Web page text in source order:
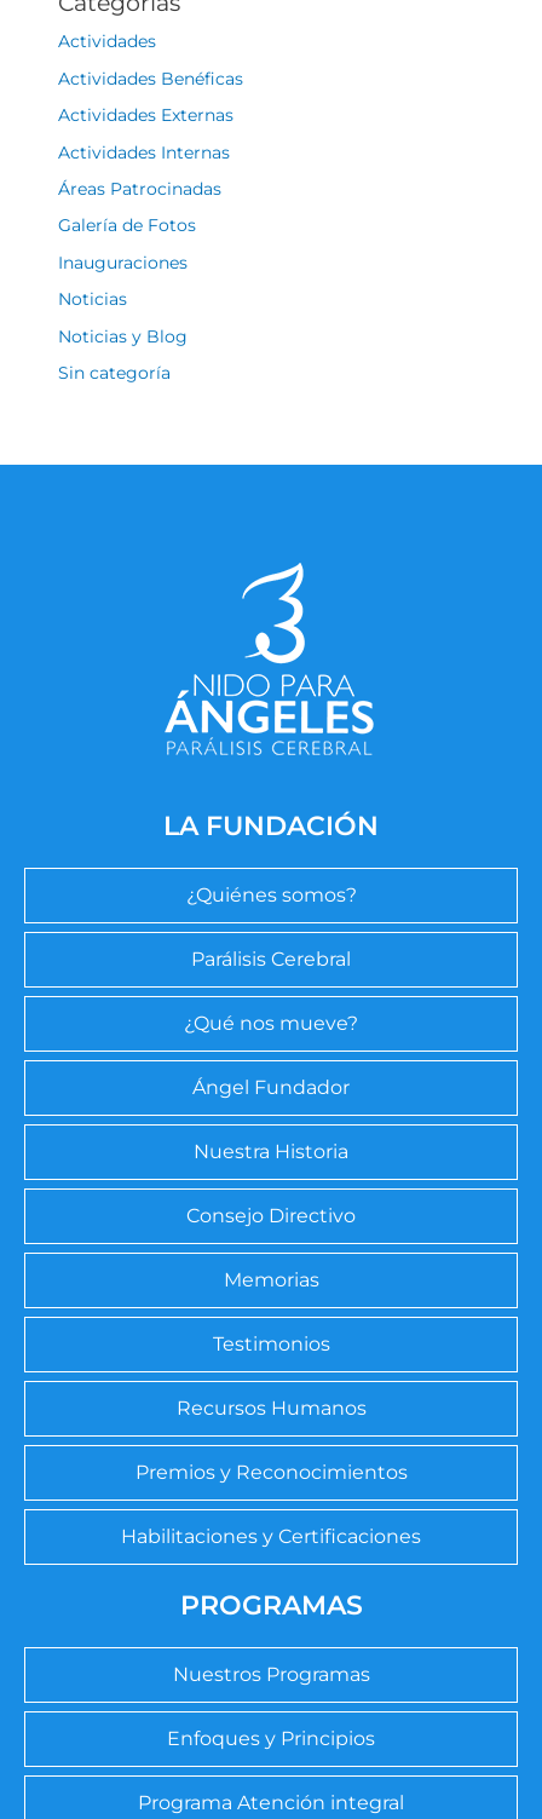
Actividades
Actividades Benéficas
Actividades Externas
Actividades Internas
Áreas Patrocinadas
Galería de Fotos
Inauguraciones
Noticias
Noticias y Blog
Sin categoría
LA FUNDACIÓN
¿Quiénes somos?
Parálisis Cerebral
¿Qué nos mueve?
Ángel Fundador
Nuestra Historia
Consejo Directivo
Memorias
Testimonios
Recursos Humanos
Premios y Reconocimientos
Habilitaciones y Certificaciones
PROGRAMAS
Nuestros Programas
Enfoques y Principios
Programa Atención integral